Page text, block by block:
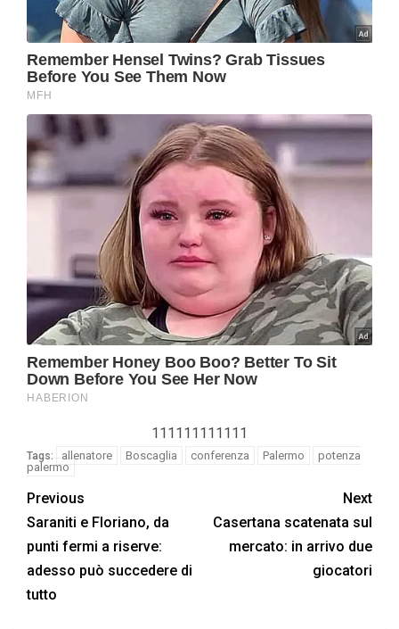
111111111111
Tags: allenatore Boscaglia conferenza Palermo
potenza
palermo
Previous
Saraniti e Floriano, da
punti fermi a riserve:
adesso può succedere di
tutto
Next
Casertana scatenata sul
mercato: in arrivo due
giocatori